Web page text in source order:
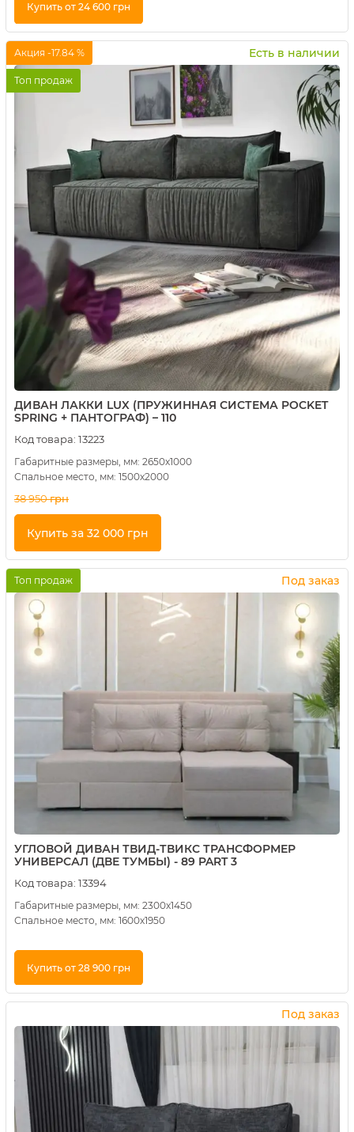
Купить от 24 600 грн
Купить в 1 клик
Есть в наличии
Акция -17.84 %
Топ продаж
ДИВАН ЛАККИ LUX (ПРУЖИННАЯ СИСТЕМА POCKET
SPRING + ПАНТОГРАФ) – 110
Код товара: 13223
Габаритные размеры, мм: 2650х1000
Спальное место, мм: 1500х2000
38 950грн
Купить за 32 000 грн
Купить в 1 клик
Под заказ
Топ продаж
УГЛОВОЙ ДИВАН ТВИД-ТВИКС ТРАНСФОРМЕР
УНИВЕРСАЛ (ДВЕ ТУМБЫ) - 89 PART 3
Код товара: 13394
Габаритные размеры, мм: 2300х1450
Спальное место, мм: 1600х1950
Купить от 28 900 грн
Купить в 1 клик
Под заказ